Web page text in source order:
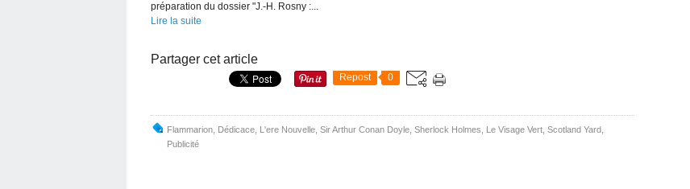
préparation du dossier "J.-H. Rosny :...
Lire la suite
Partager cet article
Repost 0
Flammarion Dédicace L'ere Nouvelle Sir Arthur Conan Doyle Sherlock Holmes Le Visage Vert Scotland Yard
Publicité